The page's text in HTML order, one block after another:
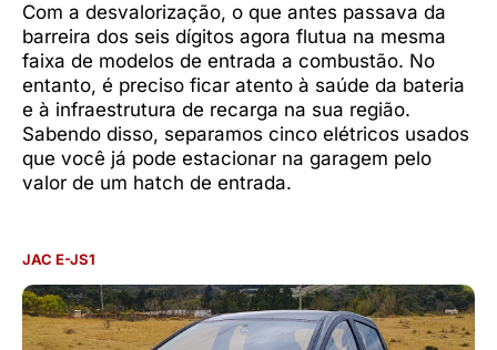
Com a desvalorização, o que antes passava da
barreira dos seis dígitos agora flutua na mesma
faixa de modelos de entrada a combustão. No
entanto, é preciso ficar atento à saúde da bateria
e à infraestrutura de recarga na sua região.
Sabendo disso, separamos cinco elétricos usados
que você já pode estacionar na garagem pelo
valor de um hatch de entrada.
JAC E-JS1